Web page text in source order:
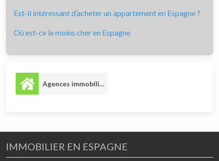
Est-il intéressant d’acheter un appartement en Espagne ?
Où est-ce le moins cher en Espagne
Agences immobilières
IMMOBILIER EN ESPAGNE